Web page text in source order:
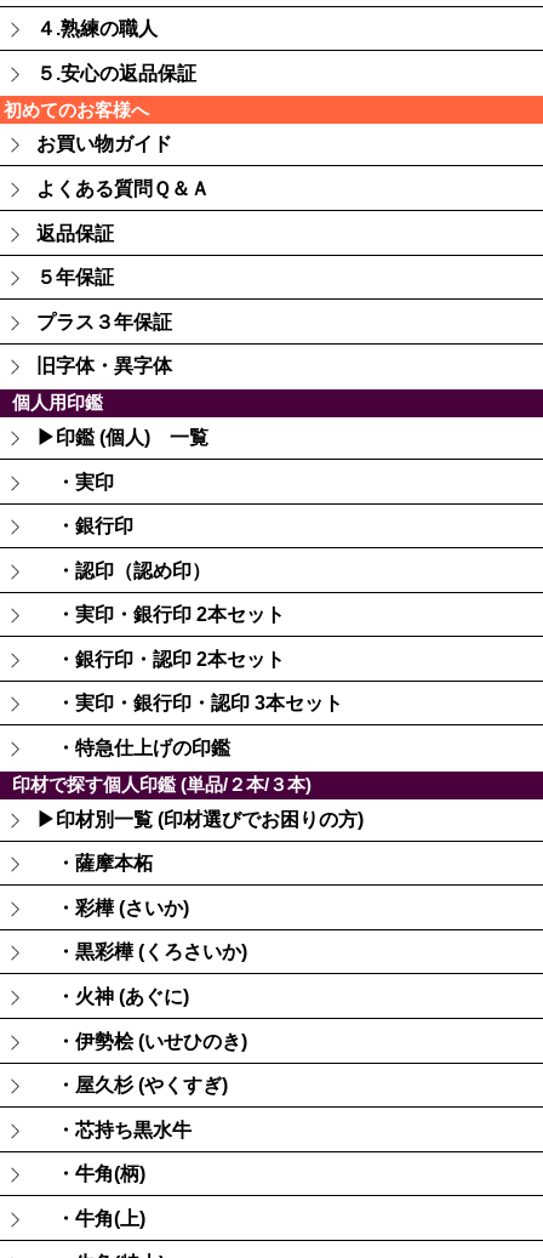
４.熟練の職人
５.安心の返品保証
初めてのお客様へ
お買い物ガイド
よくある質問Ｑ＆Ａ
返品保証
５年保証
プラス３年保証
旧字体・異字体
個人用印鑑
▶印鑑 (個人) 一覧
・実印
・銀行印
・認印（認め印）
・実印・銀行印 2本セット
・銀行印・認印 2本セット
・実印・銀行印・認印 3本セット
・特急仕上げの印鑑
印材で探す個人印鑑 (単品/２本/３本)
▶印材別一覧 (印材選びでお困りの方)
・薩摩本柘
・彩樺 (さいか)
・黒彩樺 (くろさいか)
・火神 (あぐに)
・伊勢桧 (いせひのき)
・屋久杉 (やくすぎ)
・芯持ち黒水牛
・牛角(柄)
・牛角(上)